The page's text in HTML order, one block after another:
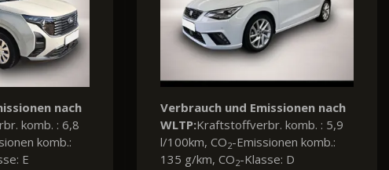
nach
komb. : 6,8
komb.:
E